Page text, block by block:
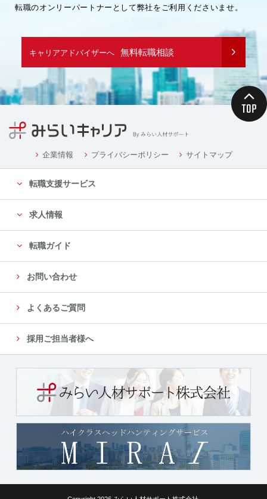
転職のオンリーパートナーとして弊社をご利用くださいませ。
キャリアアドバイザーへ 無料転職相談
企業情報 プライバシーポリシー サイトマップ
転職支援サービス
求人情報
転職ガイド
お問い合わせ
よくあるご質問
採用ご担当者様へ